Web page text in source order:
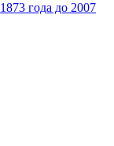
года до 2007